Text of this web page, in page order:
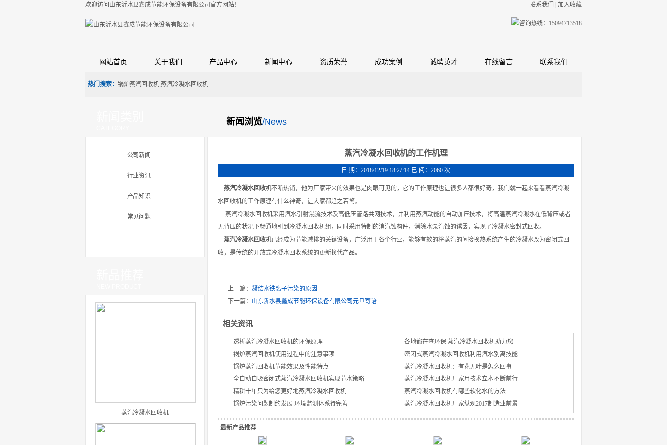
联系我们 加入收藏
欢迎访问山东沂水县鑫成节能环保设备有限公司官方网站！
网站首页 关于我们 产品中心 新闻中心 资质荣誉 成功案例 诚聘英才 在线留言 联系我们
热门搜索： 锅炉蒸汽回收机,蒸汽冷凝水回收机
新闻浏览/News
蒸汽冷凝水回收机的工作机理
日 期：2018/12/19 18:27:14 已 阅：2060 次
蒸汽冷凝水回收机不断热销，他为厂家带来的效果也是肉眼可见的，它的工作原理也让很多人都很好奇，我们就一起来看看蒸汽冷凝
水回收机的工作原理有什么神奇，让大家都趋之若鹜。
蒸汽冷凝水回收机采用汽水引射混流技术及高低压管路共网技术，并利用蒸汽动能的自动加压技术，将高温蒸汽冷凝水在低背压或者
无背压的状况下畅通地引到冷凝水回收机组，同时采用特制的消汽蚀构件，消除水泵汽蚀的诱因，实现了冷凝水密封式回收。
蒸汽冷凝水回收机已经成为节能减排的关键设备，广泛用于各个行业，能够有效的将蒸汽的间接换热系统产生的冷凝水改为密闭式回
收，是传统的开放式冷凝水回收系统的更新换代产品。
上一篇： 凝结水铁离子污染的原因
下一篇： 山东沂水县鑫成节能环保设备有限公司元旦寄语
相关资讯
透析蒸汽冷凝水回收机的环保原理
各地都在查环保 蒸汽冷凝水回收机助力您
锅炉蒸汽回收机使用过程中的注意事项
密闭式蒸汽冷凝水回收机利用汽水别离技能
锅炉蒸汽回收机节能效果及性能特点
蒸汽冷凝水回收机：有花无叶是怎么回事
全自动自吸密闭式蒸汽冷凝水回收机实现节水策略
蒸汽冷凝水回收机厂家用技术立本不断前行
精耕十年只为给您更好地蒸汽冷凝水回收机
蒸汽冷凝水回收机有哪些软化水的方法
锅炉污染问题制约发展 环境监测体系待完善
蒸汽冷凝水回收机厂家纵观2017制造业前景
最新产品推荐
公司新闻
行业资讯
产品知识
常见问题
蒸汽冷凝水回收机